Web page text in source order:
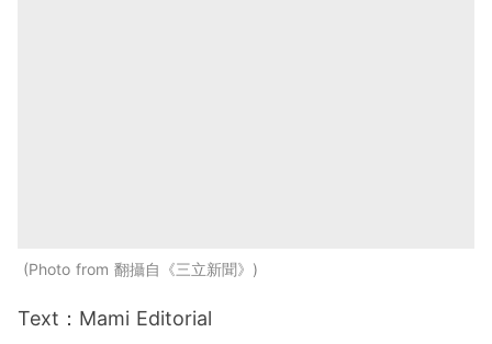
Photo from 翻攝自《三立新聞》
Text：Mami Editorial